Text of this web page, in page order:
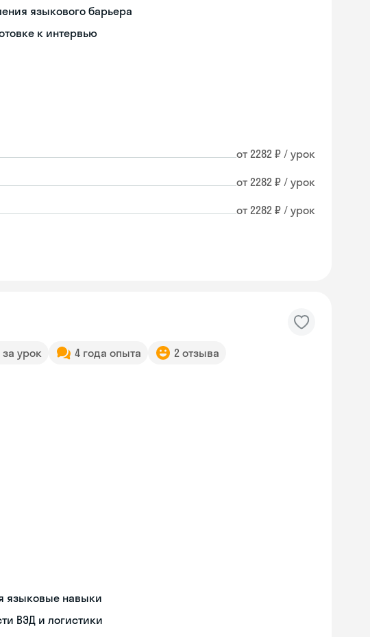
языкового барьера
к интервью
от 2282 ₽ / урок
от 2282 ₽ / урок
от 2282 ₽ / урок
за урок 4 года опыта 2 отзыва
языковые навыки
ВЭД и логистики